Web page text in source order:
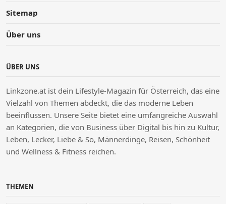
Sitemap
Über uns
ÜBER UNS
Linkzone.at ist dein Lifestyle-Magazin für Österreich, das eine
Vielzahl von Themen abdeckt, die das moderne Leben
beeinflussen. Unsere Seite bietet eine umfangreiche Auswahl
an Kategorien, die von Business über Digital bis hin zu Kultur,
Leben, Lecker, Liebe & So, Männerdinge, Reisen, Schönheit
und Wellness & Fitness reichen.
THEMEN